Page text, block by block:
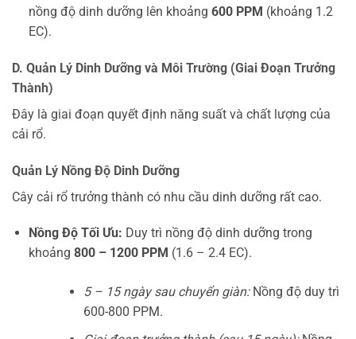
nồng độ dinh dưỡng lên khoảng 600 PPM (khoảng 1.2
EC).
D. Quản Lý Dinh Dưỡng và Môi Trường (Giai Đoạn Trưởng
Thành)
Đây là giai đoạn quyết định năng suất và chất lượng của
cải rổ.
Quản Lý Nồng Độ Dinh Dưỡng
Cây cải rổ trưởng thành có nhu cầu dinh dưỡng rất cao.
Nồng Độ Tối Ưu: Duy trì nồng độ dinh dưỡng trong
khoảng 800 – 1200 PPM (1.6 – 2.4 EC).
5 – 15 ngày sau chuyển giàn:Nồng độ duy trì
600-800 PPM.